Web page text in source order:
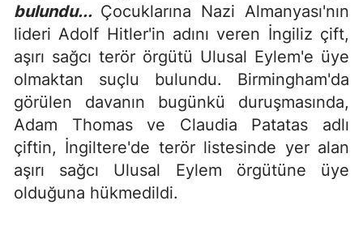
bulundu... Çocuklarına Nazi Almanyası'nın
lideri Adolf Hitler'in adını veren İngiliz çift,
aşırı sağcı terör örgütü Ulusal Eylem'e üye
olmaktan suçlu bulundu. Birmingham'da
görülen davanın bugünkü duruşmasında,
Adam Thomas ve Claudia Patatas adlı
çiftin, İngiltere'de terör listesinde yer alan
aşırı sağcı Ulusal Eylem örgütüne üye
olduğuna hükmedildi.